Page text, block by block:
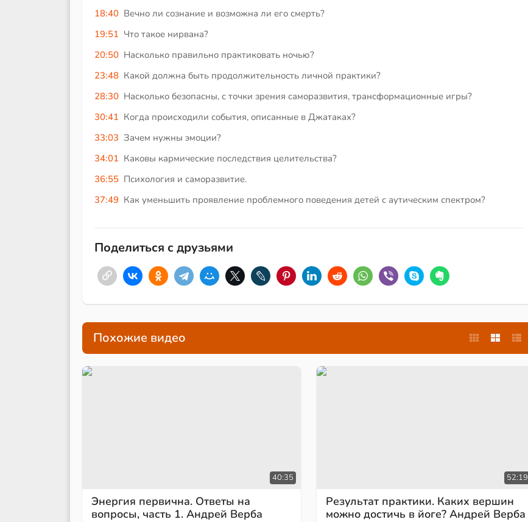
18:40 Вечно ли сознание и возможна ли его смерть?
19:51 Что такое нирвана?
20:50 Насколько правильно практиковать ночью?
23:48 Какой должна быть продолжительность личной практики?
28:30 Насколько безопасны, с точки зрения саморазвития, трансформационные игры?
30:41 Когда происходили события, описанные в Джатаках?
33:03 Зачем нужны эмоции?
34:01 Каковы кармические последствия целительства?
36:55 Психология и саморазвитие.
37:49 Как уменьшить проявление проблемного поведения детей с аутическим спектром?
Поделиться с друзьями
Похожие видео
40:35
Энергия первична. Ответы на
вопросы, часть 1. Андрей Верба
52:19
Результат практики. Каких вершин
можно достичь в йоге? Андрей Верба